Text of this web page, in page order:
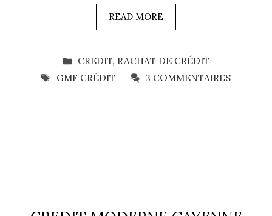
READ MORE
CATÉGORIES
CREDIT, RACHAT DE CRÉDIT
ÉTIQUETTES
GMF CRÉDIT 3 COMMENTAIRES